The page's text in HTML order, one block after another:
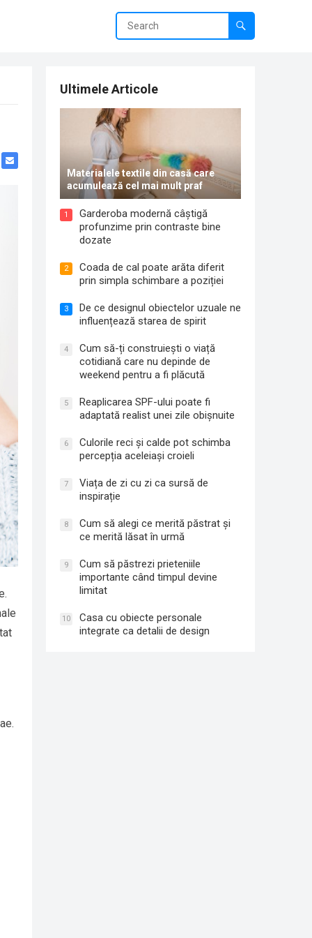
Ultimele Articole
Materialele textile din casă care
acumulează cel mai mult praf
1
Garderoba modernă câștigă
profunzime prin contraste bine
dozate
2
Coada de cal poate arăta diferit
prin simpla schimbare a poziției
3
De ce designul obiectelor uzuale ne
influențează starea de spirit
4
Cum să-ți construiești o viață
cotidiană care nu depinde de
weekend pentru a fi plăcută
5
Reaplicarea SPF-ului poate fi
adaptată realist unei zile obișnuite
6
Culorile reci și calde pot schimba
percepția aceleiași croieli
7
Viața de zi cu zi ca sursă de
inspirație
8
Cum să alegi ce merită păstrat și
ce merită lăsat în urmă
9
Cum să păstrezi prieteniile
importante când timpul devine
limitat
10
Casa cu obiecte personale
integrate ca detalii de design